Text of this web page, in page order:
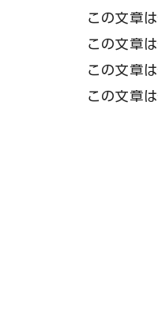
この文章
この文章
この文章
この文章